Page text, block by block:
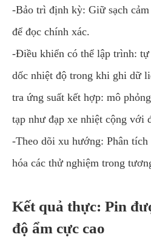
-Bảo trì định kỳ: Giữ sạch
để đọc chính xác.
-Điều khiển có thể lập trình: tự
dốc nhiệt độ trong khi ghi dữ
tra ứng suất kết hợp: mô
tạp như đạp xe nhiệt cộng với
-Theo dõi xu hướng: Phân
hóa các thử nghiệm trong
Kết quả thực: Pin
độ ẩm cực cao